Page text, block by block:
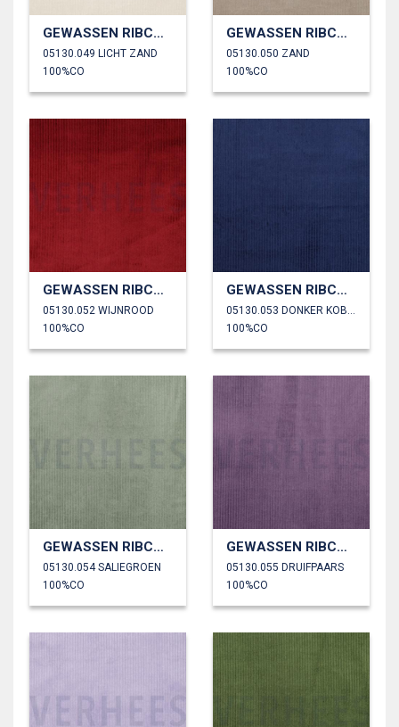
GEWASSEN RIBCORDUROY 4.5W
05130.049 LICHT ZAND
100%CO
GEWASSEN RIBCORDUROY 4.5W
05130.050 ZAND
100%CO
GEWASSEN RIBCORDUROY 4.5W
05130.052 WIJNROOD
100%CO
GEWASSEN RIBCORDUROY 4.5W
05130.053 DONKER KOBALTBLAUW
100%CO
GEWASSEN RIBCORDUROY 4.5W
05130.054 SALIEGROEN
100%CO
GEWASSEN RIBCORDUROY 4.5W
05130.055 DRUIFPAARS
100%CO